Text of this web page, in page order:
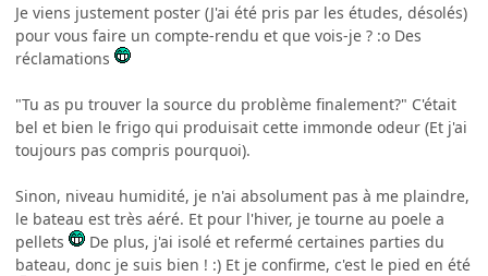
Je viens justement poster (J'ai été pris par les études, désolés)
pour vous faire un compte-rendu et que vois-je ? :o Des
réclamations
"Tu as pu trouver la source du problème finalement?" C'était
bel et bien le frigo qui produisait cette immonde odeur (Et j'ai
toujours pas compris pourquoi).
Sinon, niveau humidité, je n'ai absolument pas à me plaindre,
le bateau est très aéré. Et pour l'hiver, je tourne au poele a
pellets
De plus, j'ai isolé et refermé certaines parties du
bateau, donc je suis bien ! :) Et je confirme, c'est le pied en été